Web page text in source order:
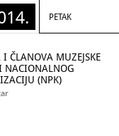
PETAK
ČLANOVA MUZEJSKE
NACIONALNOG
(NPK)